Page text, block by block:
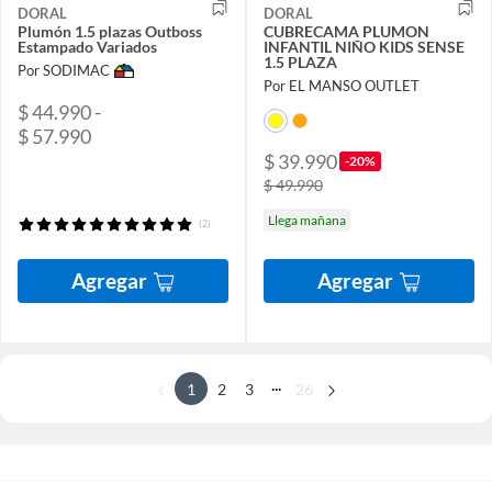
DORAL
Plumón 1.5 plazas Outboss
Estampado Variados
Por SODIMAC
$ 44.990 -
$ 57.990
(2)
Agregar
DORAL
CUBRECAMA PLUMON
INFANTIL NIÑO KIDS SENSE
1.5 PLAZA
Por EL MANSO OUTLET
$ 39.990 -20%
$ 49.990
Llega mañana
Agregar
1 2 3 26